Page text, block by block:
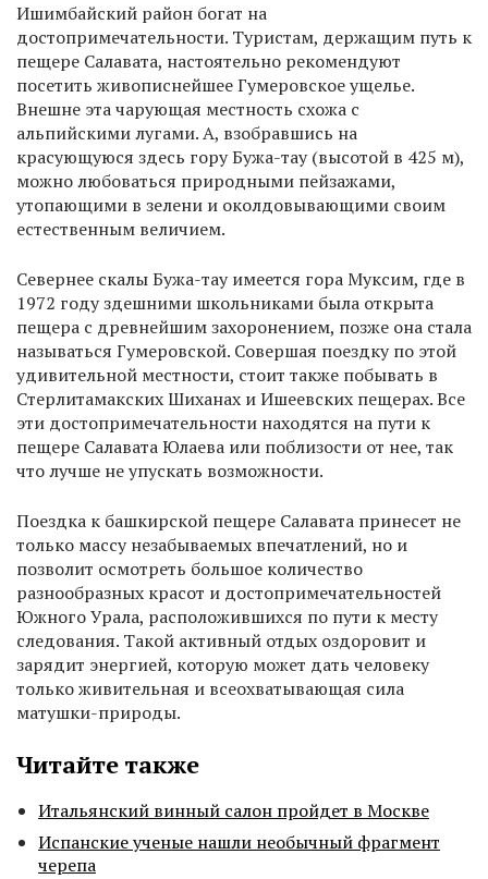
Ишимбайский район богат на
достопримечательности. Туристам, держащим путь к
пещере Салавата, настоятельно рекомендуют
посетить живописнейшее Гумеровское ущелье.
Внешне эта чарующая местность схожа с
альпийскими лугами. А, взобравшись на
красующуюся здесь гору Бужа-тау (высотой в 425 м),
можно любоваться природными пейзажами,
утопающими в зелени и околдовывающими своим
естественным величием.
Севернее скалы Бужа-тау имеется гора Муксим, где в
1972 году здешними школьниками была открыта
пещера с древнейшим захоронением, позже она стала
называться Гумеровской. Совершая поездку по этой
удивительной местности, стоит также побывать в
Стерлитамакских Шиханах и Ишеевских пещерах. Все
эти достопримечательности находятся на пути к
пещере Салавата Юлаева или поблизости от нее, так
что лучше не упускать возможности.
Поездка к башкирской пещере Салавата принесет не
только массу незабываемых впечатлений, но и
позволит осмотреть большое количество
разнообразных красот и достопримечательностей
Южного Урала, расположившихся по пути к месту
следования. Такой активный отдых оздоровит и
зарядит энергией, которую может дать человеку
только живительная и всеохватывающая сила
матушки-природы.
Читайте также
Итальянский винный салон пройдет в Москве
Испанские ученые нашли необычный фрагмент
черепа